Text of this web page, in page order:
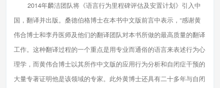
2014年麟洁团队将《语言行为里程碑评估及安置计划》引入中
国，翻译并出版。桑德伯格博士在本书中文版前言中表示，“感谢黄
伟合博士和李丹医师及他们的翻译团队对本书所做的最高质量的翻译
工作。这种翻译过程的一个重点是用专业而通俗的语言来表述行为心
理学，而黄伟合博士以其所作中文版的应用行为分析和自闭症干预的
大量专著证明他是该领域的专家。此外黄博士还具有二十多年与自闭